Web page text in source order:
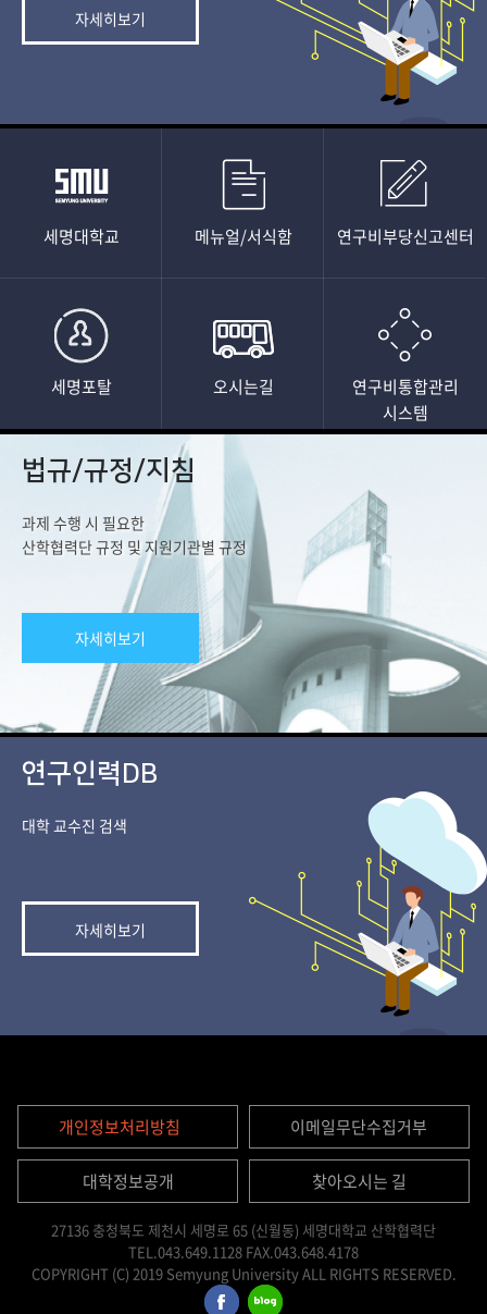
자세히보기
세명대학교 메뉴얼/서식함 연구비부당신고센터
세명포탈 오시는길
연구비통합관리
시스템
법규/규정/지침
과제 수행 시 필요한
산학협력단 규정 및 지원기관별 규정
자세히보기
연구인력DB
대학 교수진 검색​
자세히보기
개인정보처리방침 이메일무단수집거부
대학정보공개 찾아오시는 길
27136 충청북도 제천시 세명로 65 (신월동) 세명대학교 산학협력단
TEL.043.649.1128 FAX.043.648.4178
COPYRIGHT (C) 2019 Semyung University ALL RIGHTS RESERVED.